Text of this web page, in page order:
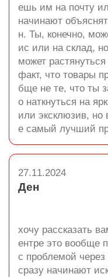
ешь им на почту
начинают
н. Ты, конечно,
ис или на склад,
может
факт, что товары
бще не те, что ты
о наткнуться на
или эксклюзив, но
е самый лучший
27.11.2024
Ден
хочу рассказать
ентре это вообще
с проблемой
сразу начинают